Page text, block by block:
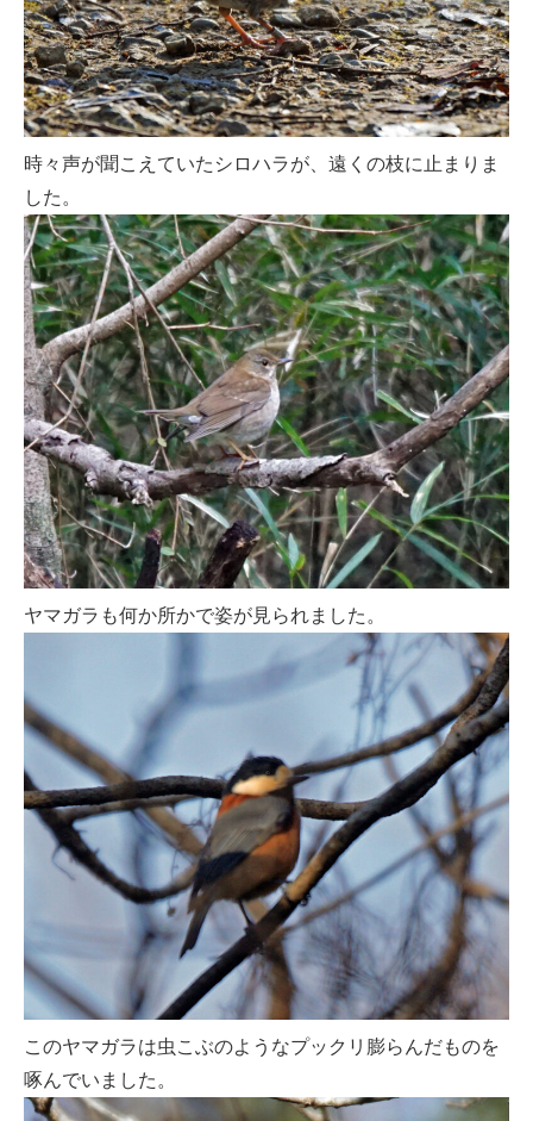
時々声が聞こえていたシロハラが、遠くの枝に止まりま
した。
ヤマガラも何か所かで姿が見られました。
このヤマガラは虫こぶのようなプックリ膨らんだものを
啄んでいました。